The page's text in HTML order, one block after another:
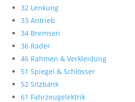
32 Lenkung
33 Antrieb
34 Bremsen
36 Räder
46 Rahmen & Verkleidung
51 Spiegel & Schlösser
52 Sitzbank
61 Fahrzeugelektrik